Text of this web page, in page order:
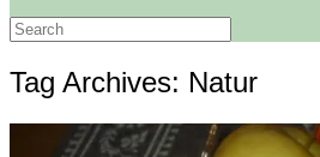
Search
for:
Tag Archives: Natur